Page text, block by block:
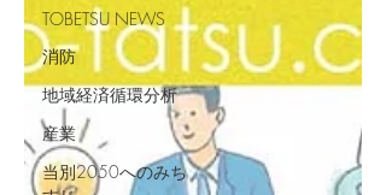
TOBETSU NEWS
消防
地域経済循環分析
産業
当別2050へのみち
というお話も踏まえて、ver.6.0を作成
しました。...